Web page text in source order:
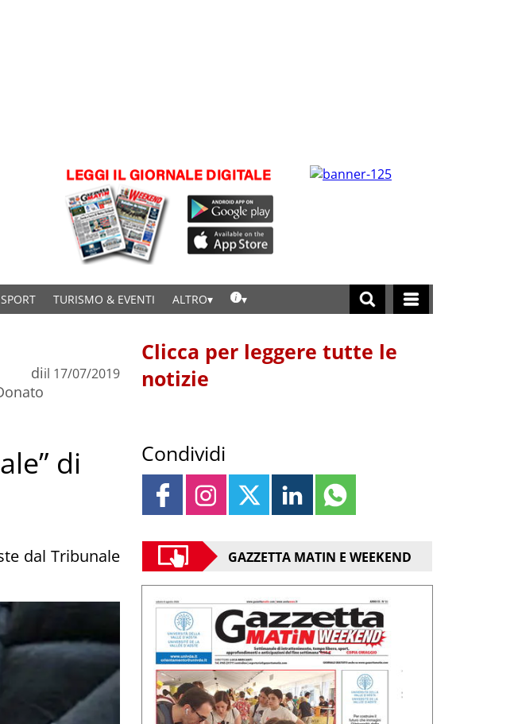
SPORT TURISMO & EVENTI ALTRO
diil 17/07/2019
di
dal Tribunale
Clicca per leggere tutte le
notizie
Condividi
GAZZETTA MATIN E WEEKEND